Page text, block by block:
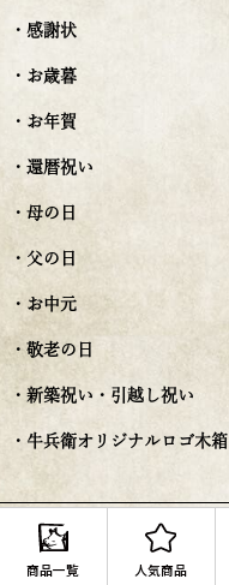
商品一覧 人気商品
・感謝状
・お歳暮
・お年賀
・還暦祝い
・母の日
・父の日
・お中元
・敬老の日
・新築祝い・引越し祝い
・牛兵衛オリジナルロゴ木箱
ご利用ガイド